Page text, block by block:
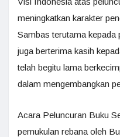
meningkatkan karakter
Sambas terutama kepada
juga berterima kasih
telah begitu lama
dalam mengembangkan
Acara Peluncuran Buku
pemukulan rebana oleh